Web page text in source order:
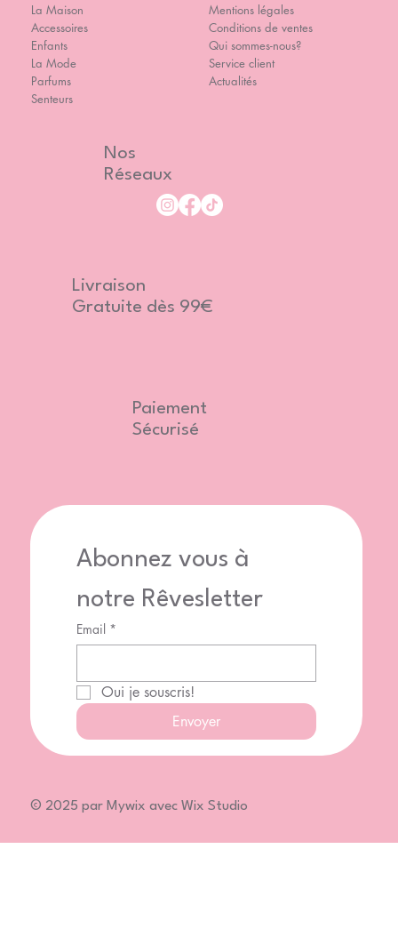
La Maison
Accessoires
Enfants
La Mode
Parfums
Senteurs
Mentions légales
Conditions de ventes
Qui sommes-nous?
Service client
Actualités
Abonnez vous à
notre Rêvesletter
Email *
Oui je souscris!
Envoyer
Nos
Réseaux
Livraison
Gratuite dès 99€
Paiement
Sécurisé
© 2025 par Mywix avec Wix Studio